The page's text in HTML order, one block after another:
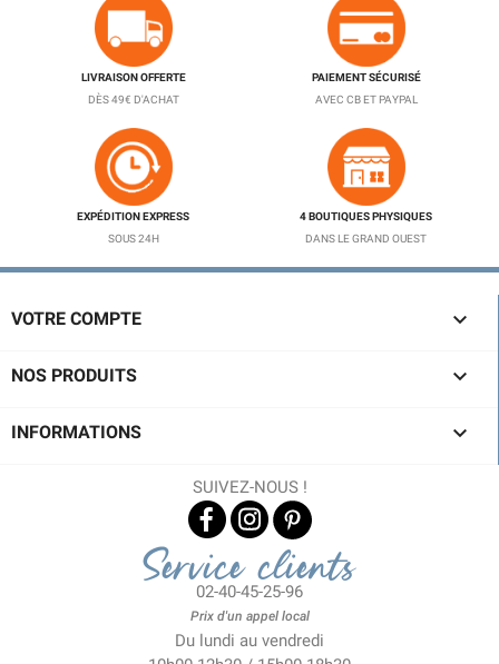
LIVRAISON OFFERTE
DÈS 49€ D'ACHAT
PAIEMENT SÉCURISÉ
AVEC CB ET PAYPAL
EXPÉDITION EXPRESS
SOUS 24H
4 BOUTIQUES PHYSIQUES
DANS LE GRAND OUEST
VOTRE COMPTE 
NOS PRODUITS 
INFORMATIONS 
SUIVEZ-NOUS !
Service clients
02-40-45-25-96
Prix d'un appel local
Du lundi au vendredi